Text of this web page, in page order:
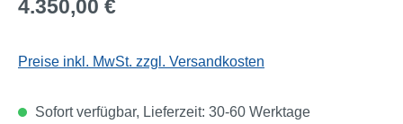
4.350,00 €
Preise inkl. MwSt. zzgl. Versandkosten
Sofort verfügbar, Lieferzeit: 30-60 Werktage